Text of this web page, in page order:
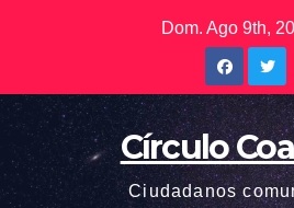
Dom. Ago 9th,
Círculo
Ciudadanos